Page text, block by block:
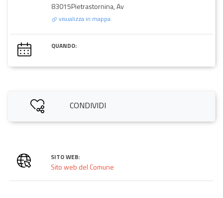
83015Pietrastornina, Av
visualizza in mappa
QUANDO:
CONDIVIDI
SITO WEB:
Sito web del Comune